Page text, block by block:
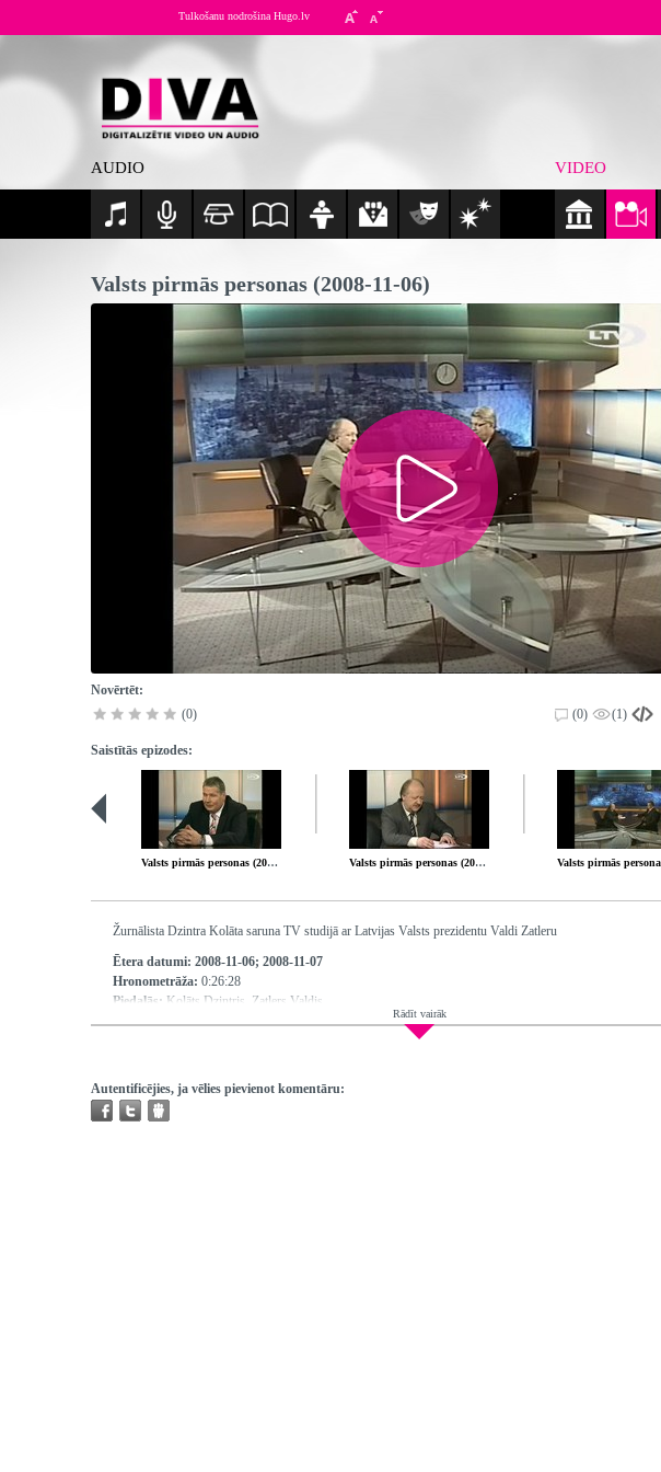
Tulkošanu nodrošina Hugo.lv
AUDIO VIDEO
Valsts pirmās personas (2008-11-06)
Novērtēt:
(0)
(0) (1)
Saistītās epizodes:
Valsts pirmās personas (2008-10-30) Valsts pirmās personas (2008-11-13)
Žurnālista Dzintra Kolāta saruna TV studijā ar Latvijas Valsts prezidentu Valdi Zatleru
Ētera datumi: 2008-11-06; 2008-11-07
Hronometrāža: 0:26:28
Piedalās: Kolāts Dzintris, Zatlers Valdis
Producents:Ķenava Vija
Trešo pušu autortiesības:
Nav
Rādīt vairāk
Autentificējies, ja vēlies pievienot komentāru: